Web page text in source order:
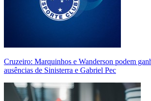
Cruzeiro: Marquinhos e Wanderson podem
ausências de Sinisterra e Gabriel Pec